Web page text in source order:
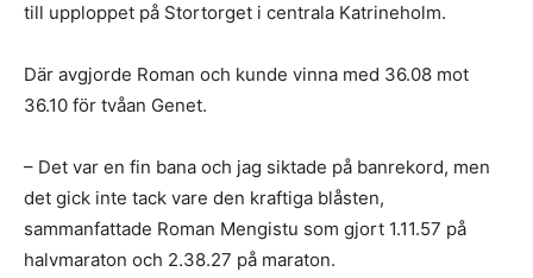
till upploppet på Stortorget i centrala Katrineholm.
Där avgjorde Roman och kunde vinna med 36.08 mot
36.10 för tvåan Genet.
– Det var en fin bana och jag siktade på banrekord, men
det gick inte tack vare den kraftiga blåsten,
sammanfattade Roman Mengistu som gjort 1.11.57 på
halvmaraton och 2.38.27 på maraton.